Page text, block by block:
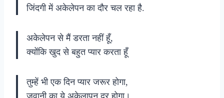
जिंदगी में अकेलेपन का दौर चल रहा है.
अकेलेपन से मैं डरता नहीं हूँ,
क्योंकि खुद से बहुत प्यार करता हूँ
तुम्हें भी एक दिन प्यार जरूर होगा,